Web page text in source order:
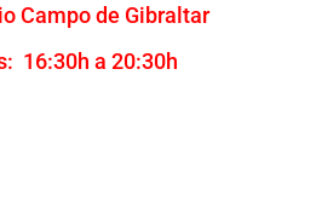
Campo de Gibraltar
16:30h a 20:30h